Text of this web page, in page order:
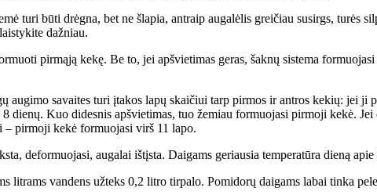
tu­ri bū­ti drėg­na, bet ne šla­pia, ant­raip au­ga­lė­lis grei­čiau su­sirgs, tu­rės
daž­niau.
pir­mą­ją ke­kę. Be to, jei ap­švie­ti­mas ge­ras, šak­nų sis­te­ma
sa­vai­tes tu­ri įta­kos la­pų skai­čiui tarp pir­mos ir ant­ros ke­kių: jei ji
die­nų. Kuo di­des­nis ap­švie­ti­mas, tuo že­miau for­muo­ja­si pir­mo­ji ke­kė.
– pir­mo­ji ke­kė for­muo­ja­si virš 11 la­po.
de­for­muo­ja­si, au­ga­lai iš­tįs­ta. Dai­gams ge­riau­sia tem­pe­ra­tū­ra die­ną
lit­rams van­dens už­teks 0,2 lit­ro tir­pa­lo. Po­mi­do­rų dai­gams la­bai tin­ka